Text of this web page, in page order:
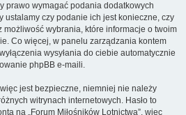
prawo wymagać podania dodatkowych
ustalamy czy podanie ich jest konieczne, czy
możliwość wybrania, które informacje o twoim
Co więcej, w panelu zarządzania kontem
wysyłania do ciebie automatycznie
phpBB e-maili.
jest bezpieczne, niemniej nie należy
witrynach internetowych. Hasło to
na „Forum Miłośników Lotnictwa”, więc